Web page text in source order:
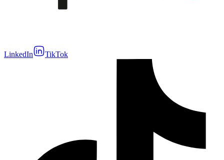
LinkedIn TikTok